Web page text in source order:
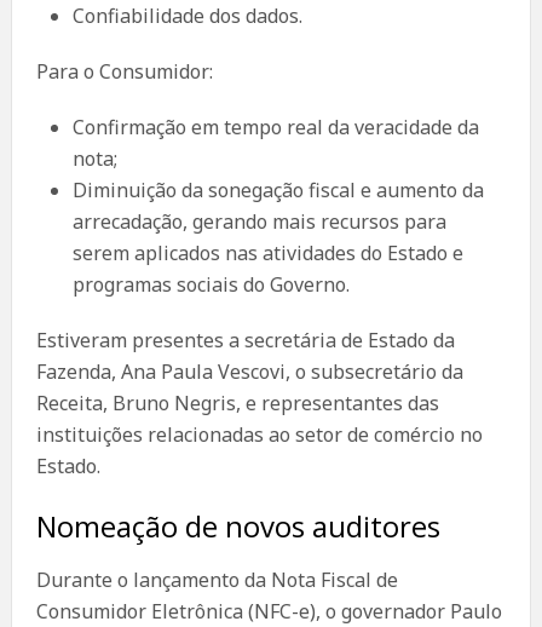
Confiabilidade dos dados.
Para o Consumidor:
Confirmação em tempo real da veracidade da
nota;
Diminuição da sonegação fiscal e aumento da
arrecadação, gerando mais recursos para
serem aplicados nas atividades do Estado e
programas sociais do Governo.
Estiveram presentes a secretária de Estado da
Fazenda, Ana Paula Vescovi, o subsecretário da
Receita, Bruno Negris, e representantes das
instituições relacionadas ao setor de comércio no
Estado.
Nomeação de novos auditores
Durante o lançamento da Nota Fiscal de
Consumidor Eletrônica (NFC-e), o governador Paulo